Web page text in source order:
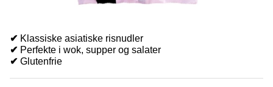
✔ Klassiske asiatiske risnudler
✔ Perfekte i wok, supper og salater
✔ Glutenfrie